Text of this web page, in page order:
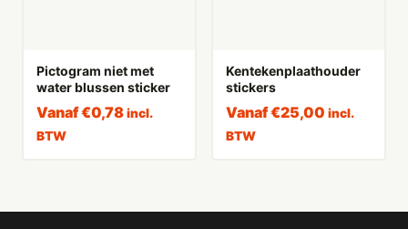
Pictogram niet met
water blussen sticker
Vanaf€0,78 incl.
BTW
Kentekenplaathouder
stickers
Vanaf€25,00 incl.
BTW